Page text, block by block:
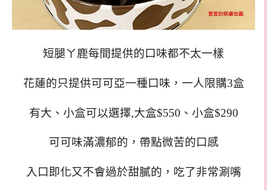
短腿ㄚ鹿每間提供的口味都不太一樣
花蓮的只提供可可亞一種口味，一人限購3盒
有大、小盒可以選擇,大盒$550、小盒$290
可可味滿濃郁的，帶點微苦的口感
入口即化又不會過於甜膩的， 吃了非常涮嘴